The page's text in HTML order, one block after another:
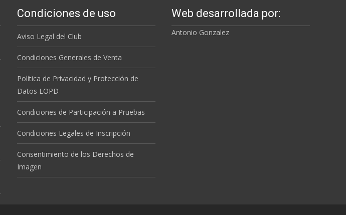
Condiciones de uso
Aviso Legal del Club
Condiciones Generales de Venta
Política de Privacidad y Protección de
Datos LOPD
Condiciones de Participación a Pruebas
Condiciones Legales de Inscripción
Consentimiento de los Derechos de
Imagen
Web desarrollada por:
Antonio Gonzalez